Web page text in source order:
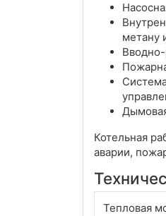
метану
Котельная
аварии,
Тепловая